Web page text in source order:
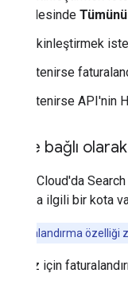
ailesinde
Etkinleştirmek
İstenirse
İstenirse API'nin
İsteğe bağlı
Google Cloud'da
sayısıyla ilgili bir kota
Faturalandırma özelliği
Projeniz için